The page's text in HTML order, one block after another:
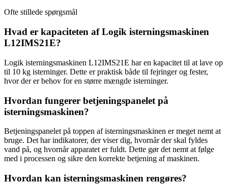
Ofte stillede spørgsmål
Hvad er kapaciteten af Logik isterningsmaskinen
L12IMS21E?
Logik isterningsmaskinen L12IMS21E har en kapacitet til at lave op
til 10 kg isterninger. Dette er praktisk både til fejringer og fester,
hvor der er behov for en større mængde isterninger.
Hvordan fungerer betjeningspanelet på
isterningsmaskinen?
Betjeningspanelet på toppen af isterningsmaskinen er meget nemt at
bruge. Det har indikatorer, der viser dig, hvornår der skal fyldes
vand på, og hvornår apparatet er fuldt. Dette gør det nemt at følge
med i processen og sikre den korrekte betjening af maskinen.
Hvordan kan isterningsmaskinen rengøres?